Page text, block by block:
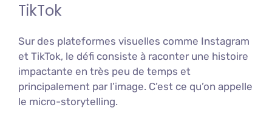
TikTok
Sur des plateformes visuelles comme Instagram
et TikTok, le défi consiste à raconter une histoire
impactante en très peu de temps et
principalement par l’image. C’est ce qu’on appelle
le micro-storytelling.